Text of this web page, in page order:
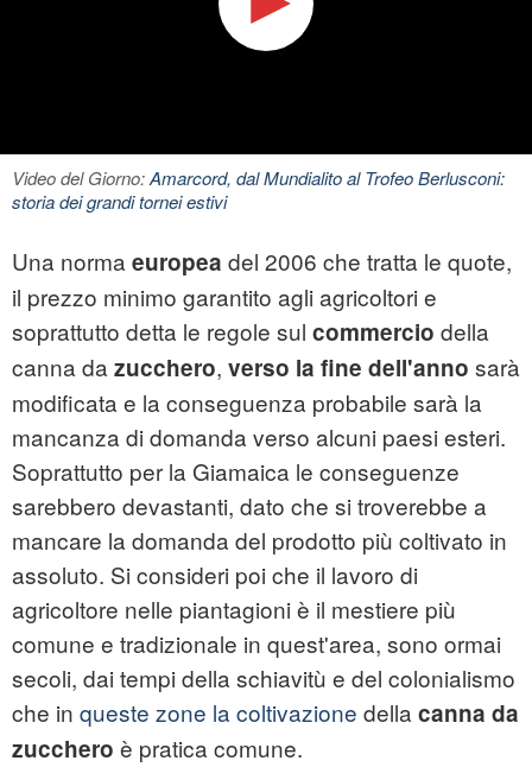
Video del Giorno:Amarcord, dal Mundialito al Trofeo Berlusconi:
storia dei grandi tornei estivi
Una norma europea del 2006 che tratta le quote,
il prezzo minimo garantito agli agricoltori e
soprattutto detta le regole sul commercio della
canna da zucchero, verso la fine dell'anno sarà
modificata e la conseguenza probabile sarà la
mancanza di domanda verso alcuni paesi esteri.
Soprattutto per la Giamaica le conseguenze
sarebbero devastanti, dato che si troverebbe a
mancare la domanda del prodotto più coltivato in
assoluto. Si consideri poi che il lavoro di
agricoltore nelle piantagioni è il mestiere più
comune e tradizionale in quest'area, sono ormai
secoli, dai tempi della schiavitù e del colonialismo
che in queste zone la coltivazione della canna da
zucchero è pratica comune.